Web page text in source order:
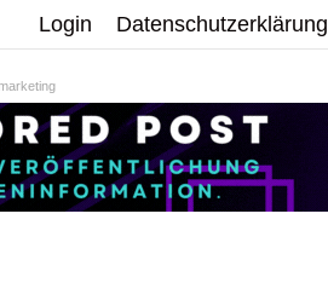
Login Datenschutzerklärung